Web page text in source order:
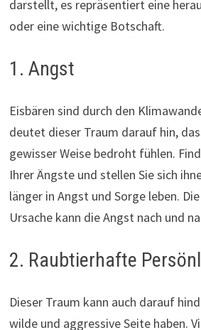
darstellt, es repräsentiert eine
oder eine wichtige Botschaft.
1. Angst
Eisbären sind durch den
deutet dieser Traum darauf hin,
gewisser Weise bedroht fühlen.
Ihrer Ängste und stellen Sie sich
länger in Angst und Sorge leben.
Ursache kann die Angst nach und
2. Raubtierhafte
Dieser Traum kann auch darauf
wilde und aggressive Seite haben.